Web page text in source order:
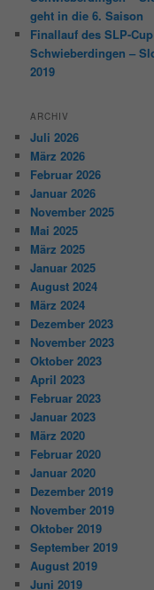
geht in die 6. Saison
Finallauf des SLP-
Schwieberdingen –
2019
ARCHIV
Juli 2026
März 2026
Februar 2026
Januar 2026
November 2025
Mai 2025
März 2025
Januar 2025
August 2024
März 2024
Dezember 2023
November 2023
Oktober 2023
April 2023
Februar 2023
Januar 2023
März 2020
Februar 2020
Januar 2020
Dezember 2019
November 2019
Oktober 2019
September 2019
August 2019
Juni 2019